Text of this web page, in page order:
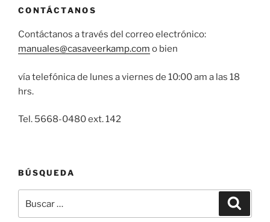
CONTÁCTANOS
Contáctanos a través del correo electrónico:
manuales@casaveerkamp.com o bien
vía telefónica de lunes a viernes de 10:00 am a las 18
hrs.
Tel. 5668-0480 ext. 142
BÚSQUEDA
por: